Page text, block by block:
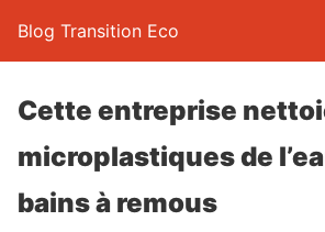
Blog Transition Eco
Cette entreprise
microplastiques de
bains à remous